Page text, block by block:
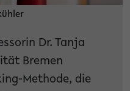
Dr. Tanja
Bremen
Methode, die